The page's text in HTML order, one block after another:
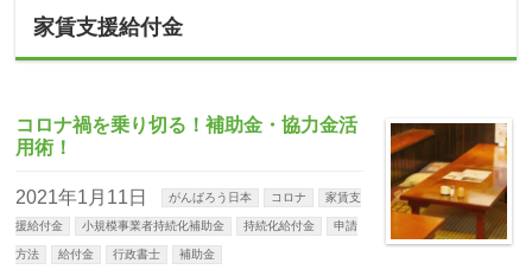
家賃支援給付金
コロナ禍を乗り切る！補助金・協力金活
用術！
2021年1月11日 がんばろう日本 コロナ 家賃支
援給付金 小規模事業者持続化補助金 持続化給付金 申請
方法 給付金 行政書士 補助金